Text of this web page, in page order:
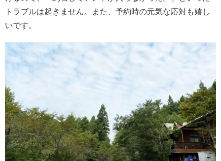
トラブルは起きません。また、予約時の元気な応対も嬉し
いです。